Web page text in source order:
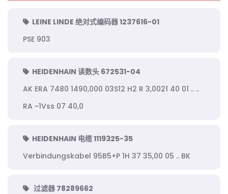
LEINE LINDE 绝对式编码器 1237616-01
PSE 903
HEIDENHAIN 读数头 672531-04
AK ERA 7480 1490,000 03S12 H2 R 3,0021 40 01 .. ..
RA ~1Vss 07 40,0
HEIDENHAIN 电缆 1119325-35
Verbindungskabel 95B5+P 1H 37 35,00 05 .. BK
过滤器 78289662